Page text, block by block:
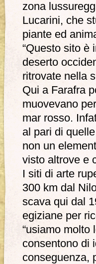
zona
Lucarini, che
piante ed
“Questo sito è
deserto
ritrovate nella
Qui a Farafra
muovevano
mar rosso.
al pari di
non un
visto altrove e
I siti di arte
300 km dal
scava qui dal
egiziane per
“usiamo molto
consentono di
conseguenza,